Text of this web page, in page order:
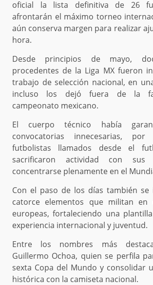
oficial la lista definitiva de 26
afrontarán el máximo torneo
aún conserva margen para realizar
hora.
Desde principios de mayo,
procedentes de la Liga MX fueron
trabajo de selección nacional, en
incluso los dejó fuera de la
campeonato mexicano.
El cuerpo técnico había
convocatorias innecesarias,
futbolistas llamados desde el
sacrificaron actividad con sus
concentrarse plenamente en el
Con el paso de los días también se
catorce elementos que militan en
europeas, fortaleciendo una
experiencia internacional y juventud.
Entre los nombres más
Guillermo Ochoa, quien se perfila
sexta Copa del Mundo y consolidar
histórica con la camiseta nacional.